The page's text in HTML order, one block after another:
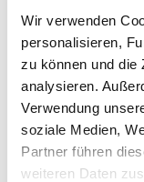
Wir verwenden
personalisieren,
zu können und die
analysieren.
Verwendung
soziale Medien,
Partner führen
weiteren Daten
Ab Oktober 1957
in Brambauer,
wurde. Vom 2.
dann Pfarrer in
Nach seinem
1972 Pfarrer in
von 1972 bis